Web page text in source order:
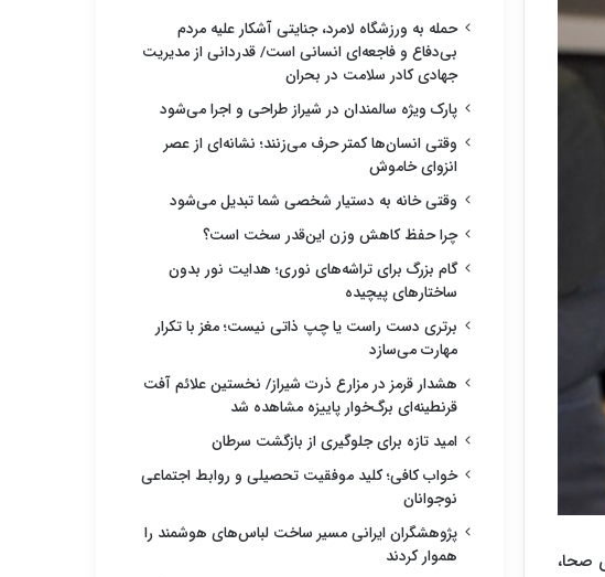
صحا،
حمله به ورزشگاه لامرد، جنایتی آشکار علیه مردم
بی‌دفاع و فاجعه‌ای انسانی است/ قدردانی از مدیریت
جهادی کادر سلامت در بحران
پارک ویژه سالمندان در شیراز طراحی و اجرا می‌شود
وقتی انسان‌ها کمتر حرف می‌زنند؛ نشانه‌ای از عصر
انزوای خاموش
وقتی خانه به دستیار شخصی شما تبدیل می‌شود
چرا حفظ کاهش وزن این‌قدر سخت است؟
گام بزرگ برای تراشه‌های نوری؛ هدایت نور بدون
ساختارهای پیچیده
برتری دست راست یا چپ ذاتی نیست؛ مغز با تکرار
مهارت می‌سازد
هشدار قرمز در مزارع ذرت شیراز/ نخستین علائم آفت
قرنطینه‌ای برگ‌خوار پاییزه مشاهده شد
امید تازه برای جلوگیری از بازگشت سرطان
خواب کافی؛ کلید موفقیت تحصیلی و روابط اجتماعی
نوجوانان
پژوهشگران ایرانی مسیر ساخت لباس‌های هوشمند را
هموار کردند